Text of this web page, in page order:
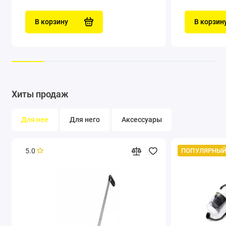
стойких
В корзину В
Хиты продаж
Для нее Для него Аксессуары
5.0